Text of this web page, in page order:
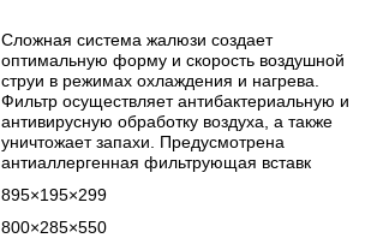
Сложная система жалюзи создает
оптимальную форму и скорость воздушной
струи в режимах охлаждения и нагрева.
Фильтр осуществляет антибактериальную и
антивирусную обработку воздуха, а также
уничтожает запахи. Предусмотрена
антиаллергенная фильтрующая вставк
895×195×299
800×285×550